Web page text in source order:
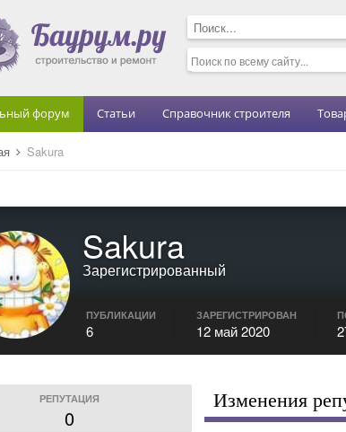
форум Статьи Справочник строителя
Sakura
Sakura
Зарегистрированный
ПУБЛИКАЦИИ
6
ЗАРЕГИСТРИРОВАН
12 май 2020
РЕПУТАЦИЯ
0
Изменения